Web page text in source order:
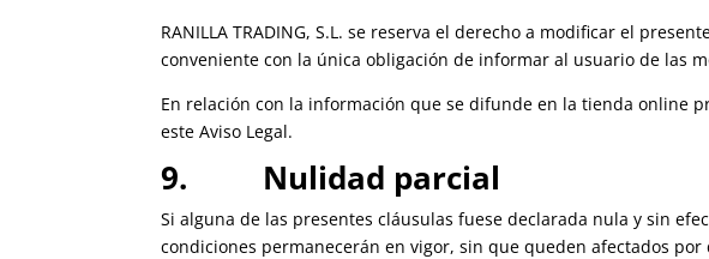
RANILLA TRADING, S.L. se reserva el derecho a modificar el
conveniente con la única obligación de informar al usuario de las
En relación con la información que se difunde en la tienda online
este Aviso Legal.
9. Nulidad parcial
Si alguna de las presentes cláusulas fuese declarada nula y sin
condiciones permanecerán en vigor, sin que queden afectados